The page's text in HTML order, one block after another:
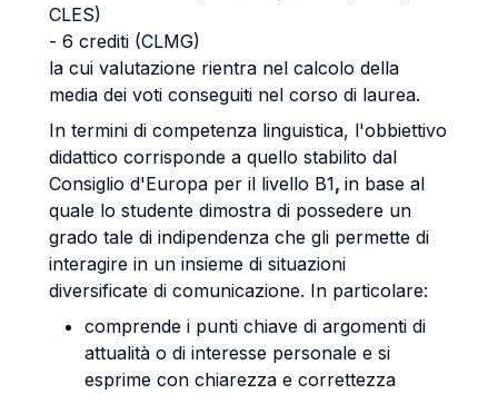
CLES)
- 6 crediti (CLMG)
la cui valutazione rientra nel calcolo della
media dei voti conseguiti nel corso di laurea.
In termini di competenza linguistica, l'obbiettivo
didattico corrisponde a quello stabilito dal
Consiglio d'Europa per il livello B1, in base al
quale lo studente dimostra di possedere un
grado tale di indipendenza che gli permette di
interagire in un insieme di situazioni
diversificate di comunicazione. In particolare:
comprende i punti chiave di argomenti di
attualità o di interesse personale e si
esprime con chiarezza e correttezza